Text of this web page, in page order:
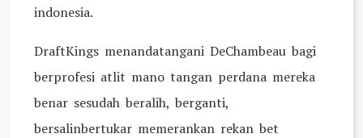
indonesia.
DraftKings menandatangani DeChambeau bagi
berprofesi atlit mano tangan perdana mereka
benar sesudah beralih, berganti,
bersalinbertukar memerankan rekan bet